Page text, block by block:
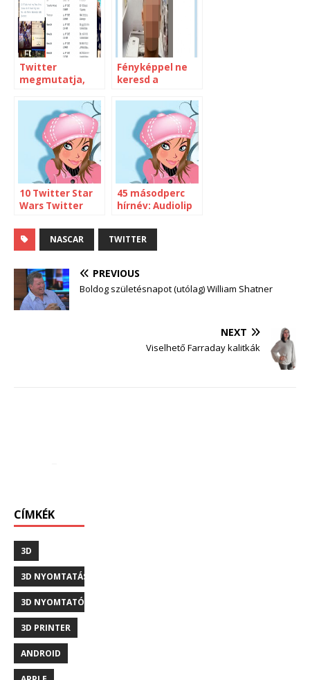
Twitter
megmutatja,
léptél be
Fényképpel ne
keresd a
Facebookon
10 Twitter Star
Wars Twitter
45 másodperc
hírnév: Audiolip
NASCAR TWITTER
PREVIOUS
Boldog születésnapot (utólag) William Shatner
NEXT
Viselhető Farraday kalitkák
CÍMKÉK
3D
3D NYOMTATÁS
3D NYOMTATÓ
3D PRINTER
ANDROID